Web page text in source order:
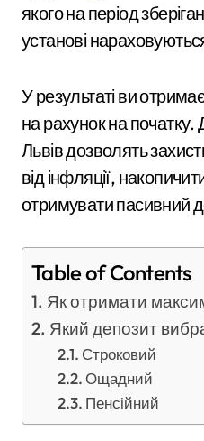
якого на період
установі
У результаті ви
на рахунок на початку.
Львів дозволять
від інфляції,
отримувати пасивний
Table of Contents
Як отримати
Який депозит
Строковий
Ощадний
Пенсійний